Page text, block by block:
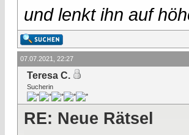
und lenkt ihn auf
07.07.2021, 22:27
Teresa C.
Sucherin
RE: Neue Rätsel